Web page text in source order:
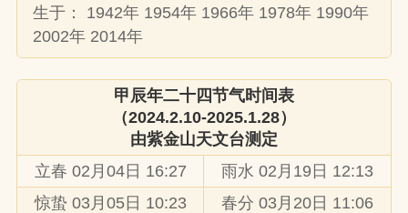
生于： 1942年 1954年 1966年 1978年 1990年
2002年 2014年
甲辰年二十四节气时间表
（2024.2.10-2025.1.28）
由紫金山天文台测定
立春 02月04日 16:27
雨水 02月19日 12:13
惊蛰 03月05日 10:23
春分 03月20日 11:06